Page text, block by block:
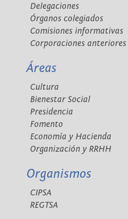
Delegaciones
Órganos colegiados
Comisiones informativas
Corporaciones anteriores
Áreas
Cultura
Bienestar Social
Presidencia
Fomento
Economía y Hacienda
Organización y RRHH
Organismos
CIPSA
REGTSA